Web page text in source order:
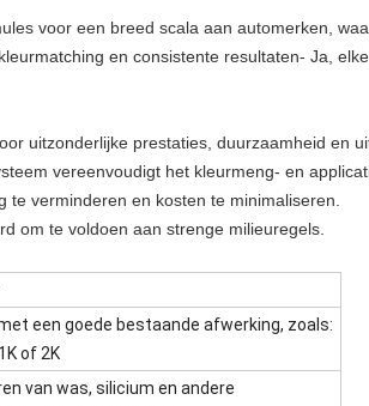
voor een breed scala aan automerken,
en consistente resultaten- Ja, elke
uitzonderlijke prestaties, duurzaamheid en
vereenvoudigt het kleurmeng- en
te verminderen en kosten te minimaliseren.
om te voldoen aan strenge milieuregels.
een goede bestaande afwerking, zoals:
of 2K
van was, silicium en andere